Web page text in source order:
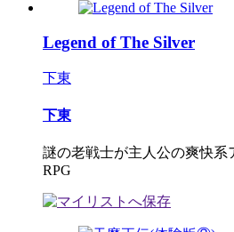
Legend of The Silver
下東
下東
謎の老戦士が主人公の爽快系
RPG